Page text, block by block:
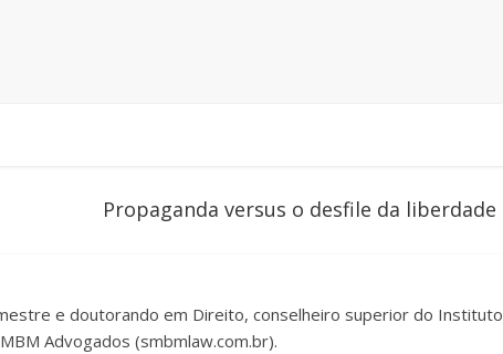
Propaganda versus o desfile da liberdade
e doutorando em Direito, conselheiro superior do Instituto
Advogados (smbmlaw.com.br).